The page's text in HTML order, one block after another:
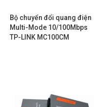
Bộ chuyển đổi quang điện
Multi-Mode 10/100Mbps
TP-LINK MC100CM